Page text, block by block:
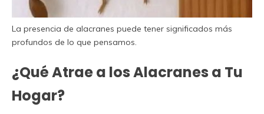
La presencia de alacranes puede tener significados más
profundos de lo que pensamos.
¿Qué Atrae a los Alacranes a Tu
Hogar?